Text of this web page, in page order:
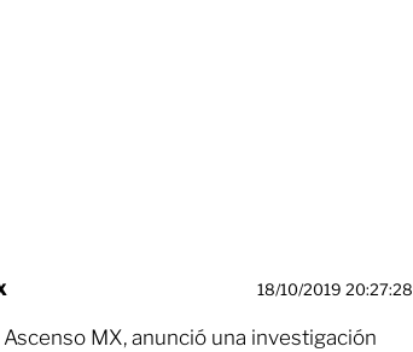
18/10/2019 20:27:28
MX, anunció una investigación